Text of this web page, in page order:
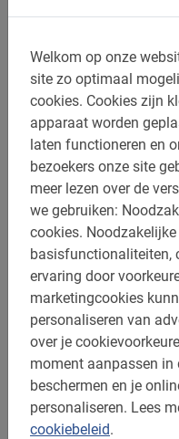
Welkom op onze
site zo optimaal
cookies. Cookies zijn
apparaat worden
laten functioneren en
bezoekers onze site
meer lezen over de
we gebruiken:
cookies.
basisfunctionaliteiten,
ervaring door
marketingcookies
personaliseren van
over je
moment aanpassen in
beschermen en je
personaliseren. Lees
cookiebeleid.
de Moldau te kennen.
Boek nu
Om er zeker van te zijn
raden we je aan om
in Praag te boeken. Je
deze pagina de
“Reserveer nu” te
je een mail met de
belangrijke informatie
rondleiding, dus
Met de fietstour door
uitstekende stad van je